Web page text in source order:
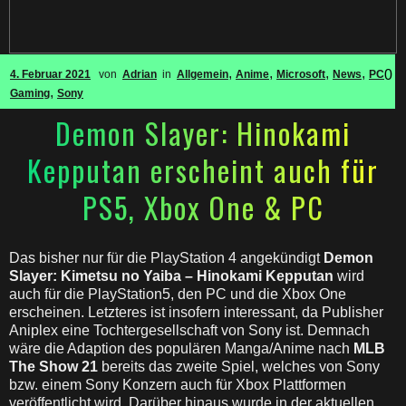
4. Februar 2021 von Adrian in Allgemein, Anime, Microsoft, News, PC
Gaming, Sony
0
Demon Slayer: Hinokami
Kepputan erscheint auch für
PS5, Xbox One & PC
Das bisher nur für die PlayStation 4 angekündigt Demon
Slayer: Kimetsu no Yaiba – Hinokami Kepputan wird
auch für die PlayStation5, den PC und die Xbox One
erscheinen. Letzteres ist insofern interessant, da Publisher
Aniplex eine Tochtergesellschaft von Sony ist. Demnach
wäre die Adaption des populären Manga/Anime nach MLB
The Show 21 bereits das zweite Spiel, welches von Sony
bzw. einem Sony Konzern auch für Xbox Plattformen
veröffentlicht wird. Darüber hinaus wurde in der aktuellen